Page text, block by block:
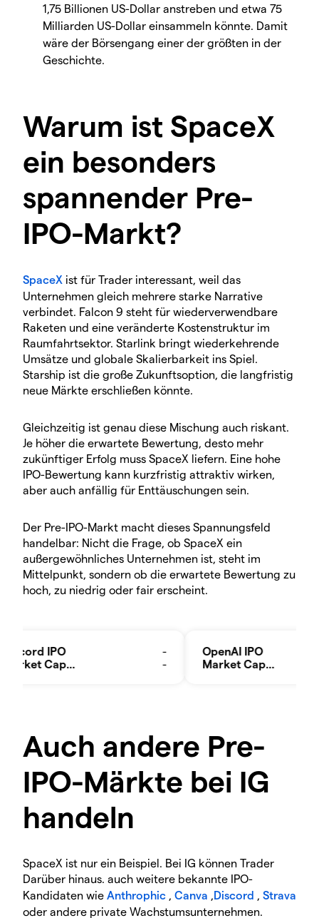
1,75 Billionen US-Dollar anstreben und etwa 75
Milliarden US-Dollar einsammeln könnte. Damit
wäre der Börsengang einer der größten in der
Geschichte.
Warum ist SpaceX
ein besonders
spannender Pre-
IPO-Markt?
SpaceX ist für Trader interessant, weil das
Unternehmen gleich mehrere starke Narrative
verbindet. Falcon 9 steht für wiederverwendbare
Raketen und eine veränderte Kostenstruktur im
Raumfahrtsektor. Starlink bringt wiederkehrende
Umsätze und globale Skalierbarkeit ins Spiel.
Starship ist die große Zukunftsoption, die langfristig
neue Märkte erschließen könnte.
Gleichzeitig ist genau diese Mischung auch riskant.
Je höher die erwartete Bewertung, desto mehr
zukünftiger Erfolg muss SpaceX liefern. Eine hohe
IPO-Bewertung kann kurzfristig attraktiv wirken,
aber auch anfällig für Enttäuschungen sein.
Der Pre-IPO-Markt macht dieses Spannungsfeld
handelbar: Nicht die Frage, ob SpaceX ein
außergewöhnliches Unternehmen ist, steht im
Mittelpunkt, sondern ob die erwartete Bewertung zu
hoch, zu niedrig oder fair erscheint.
Auch andere Pre-
IPO-Märkte bei IG
handeln
SpaceX ist nur ein Beispiel. Bei IG können Trader
Darüber hinaus. auch weitere bekannte IPO-
Kandidaten wie Anthrophic , Canva ,Discord , Strava
oder andere private Wachstumsunternehmen.